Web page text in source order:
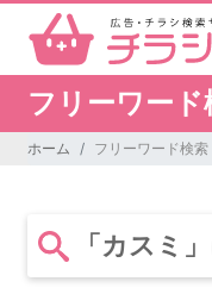
フリーワード
ホーム フリーワード検索
「カスミ